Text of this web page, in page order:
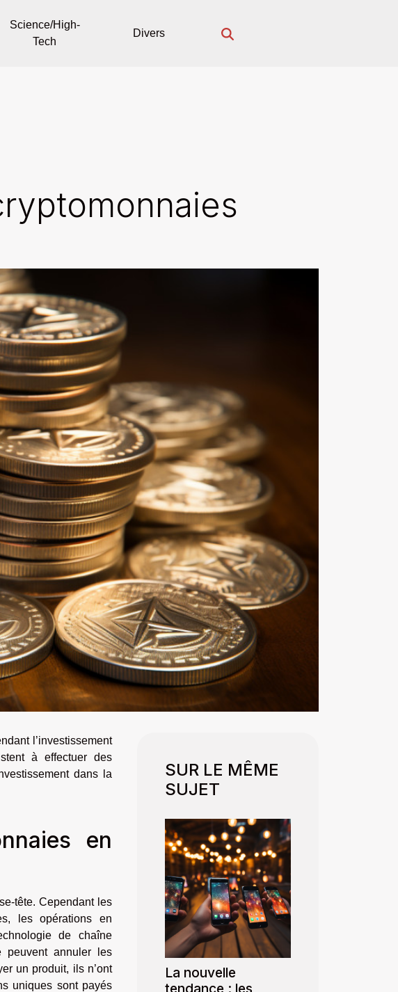
Science/High-
Tech
Divers
l’investissement
à effectuer des
dans la
en
tête. Cependant les
les opérations en
de chaîne
annuler les
un produit, ils n’ont
uniques sont payés
SUR LE MÊME
SUJET
La nouvelle